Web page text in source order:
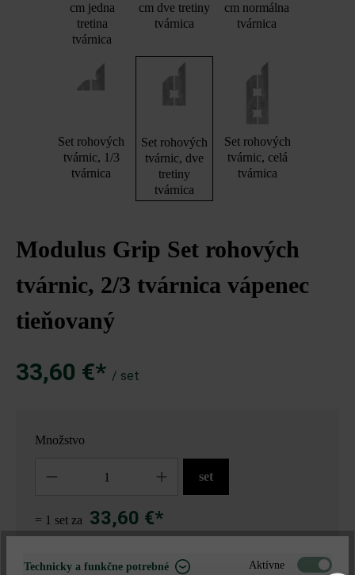
cm jedna
tretina
tvárnica
cm dve tretiny
tvárnica
cm normálna
tvárnica
Set rohových
tvárnic, 1/3
tvárnica
Set rohových
tvárnic, dve
tretiny
tvárnica
Set rohových
tvárnic, celá
tvárnica
Modulus Grip Set rohových
tvárnic, 2/3 tvárnica vápenec
tieňovaný
33,60 €* / set
Množstvo
set
= 1 set za 33,60 €*
Technicky a funkčne potrebné Aktívne